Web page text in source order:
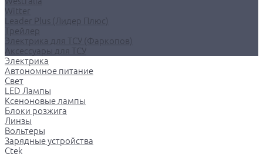
Witter
Leader Plus (Лидер Плюс)
Трейлер
Электрика для ТСУ (Фаркопов)
Аксессуары для ТСУ
Электрика
Автономное питание
Свет
LED Лампы
Ксеноновые лампы
Блоки розжига
Линзы
Вольтеры
Зарядные устройства
Ctek